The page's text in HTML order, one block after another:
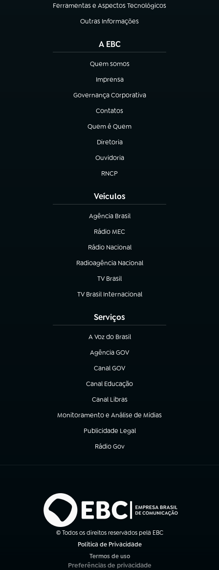
Ferramentas e Aspectos Tecnológicos
(abre em nova aba)
Outras Informações
(abre em nova aba)
A EBC
Quem somos
(abre em nova aba)
Imprensa
(abre em nova aba)
Governança Corporativa
(abre em nova aba)
Contatos
(abre em nova aba)
Quem é Quem
(abre em nova aba)
Diretoria
(abre em nova aba)
Ouvidoria
(abre em nova aba)
RNCP
(abre em nova aba)
Veículos
Agência Brasil
(abre em nova aba)
Rádio MEC
(abre em nova aba)
Rádio Nacional
Radioagência Nacional
(abre em nova aba)
TV Brasil
(abre em nova aba)
TV Brasil Internacional
(abre em nova aba)
Serviços
A Voz do Brasil
(abre em nova aba)
Agência GOV
(abre em nova aba)
Canal GOV
(abre em nova aba)
Canal Educação
(abre em nova aba)
Canal Libras
(abre em nova aba)
Monitoramento e Análise de Mídias
(abre em nova aba)
Publicidade Legal
(abre em nova aba)
Rádio Gov
(abre em nova aba)
© Todos os direitos reservados pela EBC
Política de Privacidade
Termos de uso
(abre em nova aba)
Preferências de privacidade